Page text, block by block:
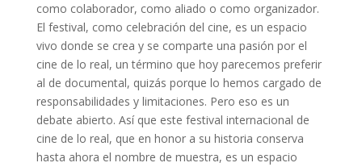
como colaborador, como aliado o como organizador.
El festival, como celebración del cine, es un espacio
vivo donde se crea y se comparte una pasión por el
cine de lo real, un término que hoy parecemos preferir
al de documental, quizás porque lo hemos cargado de
responsabilidades y limitaciones. Pero eso es un
debate abierto. Así que este festival internacional de
cine de lo real, que en honor a su historia conserva
hasta ahora el nombre de muestra, es un espacio